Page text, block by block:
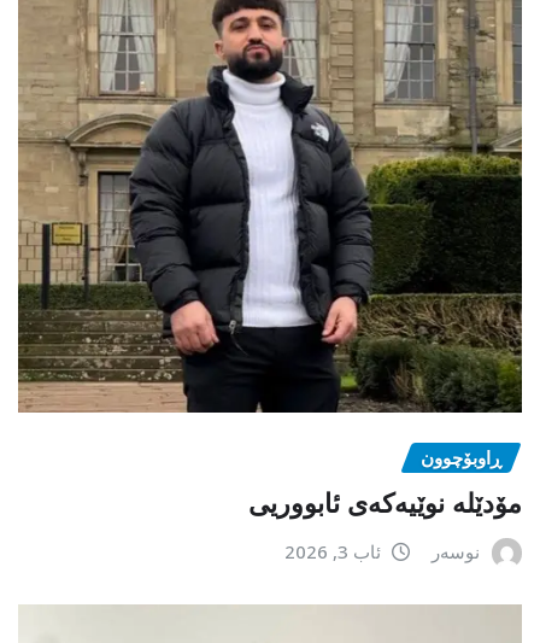
ڕاوبۆچوون
مۆدێلە نوێیەکەى ئابووریی
نوسەر ئاب 3, 2026